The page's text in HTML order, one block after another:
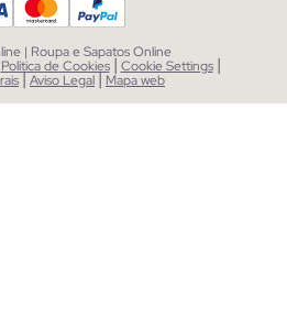
| Roupa e Sapatos Online
Política de Cookies | Cookie Settings |
|Aviso Legal| Mapa web